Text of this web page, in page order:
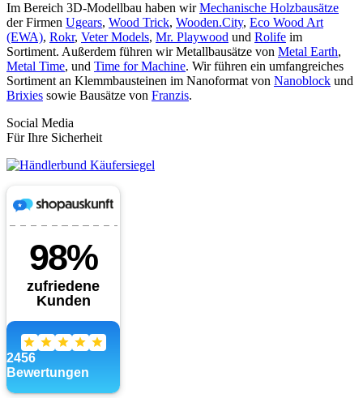
Im Bereich 3D-Modellbau haben wirMechanische Holzbausätze
der Firmen Ugears, Wood Trick, Wooden.City, Eco Wood Art
(EWA), Rokr, Veter Models, Mr. Playwood und Rolife im
Sortiment. Außerdem führen wir Metallbausätze von Metal Earth,
Metal Time, und Time for Machine. Wir führen ein umfangreiches
Sortiment an Klemmbausteinen im Nanoformat von Nanoblock und
Brixies sowie Bausätze von Franzis.
Social Media
Für Ihre Sicherheit